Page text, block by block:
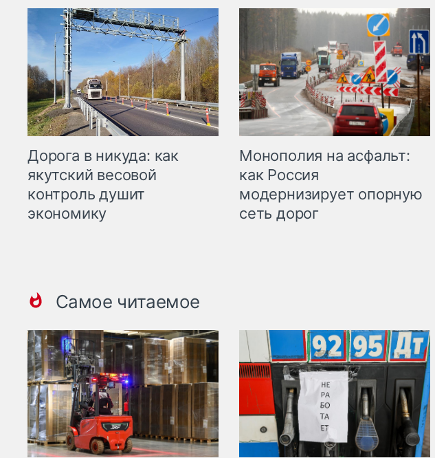
Дорога в никуда: как
якутский весовой
контроль душит
экономику
Монополия на асфальт:
как Россия
модернизирует опорную
сеть дорог
Самое читаемое